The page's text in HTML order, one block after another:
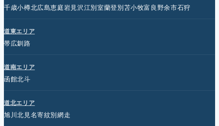
千歳小樽北広島恵庭岩見沢江別室蘭登別苫小牧富良野余市石狩
道東エリア
帯広釧路
道南エリア
函館北斗
道北エリア
旭川北見 名寄紋別網走